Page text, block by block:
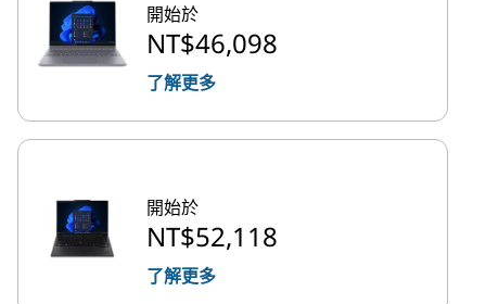
開始於
NT$46,098
了解更多
開始於
NT$52,118
了解更多